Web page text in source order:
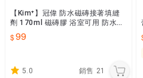
【Kim⁺】冠偉 防水磁磚接著填縫
劑 170ml 磁磚膠 浴室可用 防水
防霉 ET1048B
99
5.0 銷售 21